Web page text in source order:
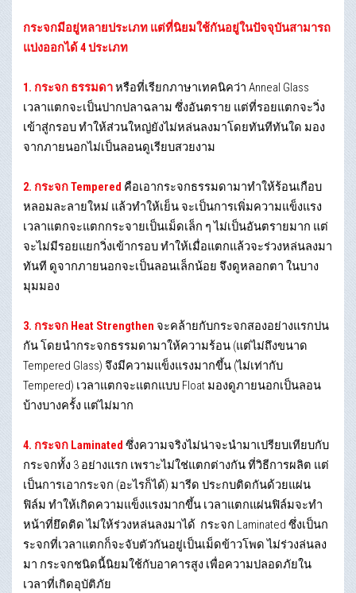
กระจกมีอยู่หลายประเภท แต่ที่นิยมใช้กันอยู่ในปัจจุบันสามารถ
แบ่งออกได้ 4 ประเภท
1. กระจก ธรรมดาหรือที่เรียกภาษาเทคนิคว่า Anneal Glass
เวลาแตกจะเป็นปากปลาฉลาม ซึ่งอันตราย แต่ที่รอยแตกจะวิ่ง
เข้าสู่กรอบ ทำให้ส่วนใหญ่ยังไม่หล่นลงมาโดยทันทีทันใด มอง
จากภายนอกไม่เป็นลอนดูเรียบสวยงาม
2. กระจก Tempered คือเอากระจกธรรมดามาทำให้ร้อนเกือบ
หลอมละลายใหม่ แล้วทำให้เย็น จะเป็นการเพิ่มความแข็งแรง
เวลาแตกจะแตกกระจายเป็นเม็ดเล็ก ๆ ไม่เป็นอันตรายมาก แต่
จะไม่มีรอยแยกวิ่งเข้ากรอบ ทำให้เมื่อแตกแล้วจะร่วงหล่นลงมา
ทันที ดูจากภายนอกจะเป็นลอนเล็กน้อย จึงดูหลอกตา ในบาง
มุมมอง
3. กระจก Heat Strengthen จะคล้ายกับกระจกสองอย่างแรกปน
กัน โดยนำกระจกธรรมดามาให้ความร้อน (แต่ไม่ถึงขนาด
Tempered Glass) จึงมีความแข็งแรงมากขึ้น (ไม่เท่ากับ
Tempered) เวลาแตกจะแตกแบบ Float มองดูภายนอกเป็นลอน
บ้างบางครั้ง แต่ไม่มาก
4. กระจก Laminated ซึ่งความจริงไม่น่าจะนำมาเปรียบเทียบกับ
กระจกทั้ง 3 อย่างแรก เพราะไม่ใช่แตกต่างกัน ที่วิธีการผลิต แต่
เป็นการเอากระจก (อะไรก็ได้) มารีด ประกบติดกันด้วยแผ่น
ฟิล์ม ทำให้เกิดความแข็งแรงมากขึ้น เวลาแตกแผ่นฟิล์มจะทำ
หน้าที่ยึดติด ไม่ให้ร่วงหล่นลงมาได้ กระจก Laminated ซึ่งเป็นก
ระจกที่เวลาแตกก็จะจับตัวกันอยู่เป็นเม็ดข้าวโพด ไม่ร่วงล่นลง
มา กระจกชนิดนี้นิยมใช้กับอาคารสูง เพื่อความปลอดภัยใน
เวลาที่เกิดอุบัติภัย